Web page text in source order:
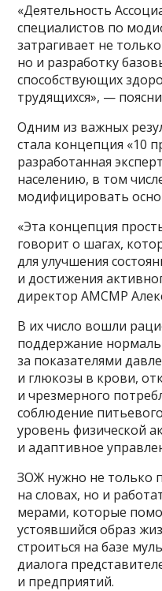
«Деятельность
специалистов по
затрагивает не
но и разработку
способствующих
трудящихся», —
Одним из важных
стала концепция «10
разработанная
населению, в том
модифицировать
«Эта концепция
говорит о шагах,
для улучшения
и достижения
директор АМСМР
В их число вошли
поддержание
за показателями
и глюкозы в крови,
и чрезмерного
соблюдение
уровень физической
и адаптивное
ЗОЖ нужно не только
на словах, но и
мерами, которые
устоявшийся образ
строиться на базе
диалога
и предприятий.